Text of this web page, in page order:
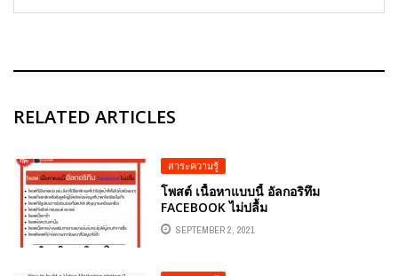
RELATED ARTICLES
สาระความรู้
โพสต์ เนื้อหาแบบนี้ อัลกอริทึม
FACEBOOK ไม่ปลื้ม
SEPTEMBER 2, 2021